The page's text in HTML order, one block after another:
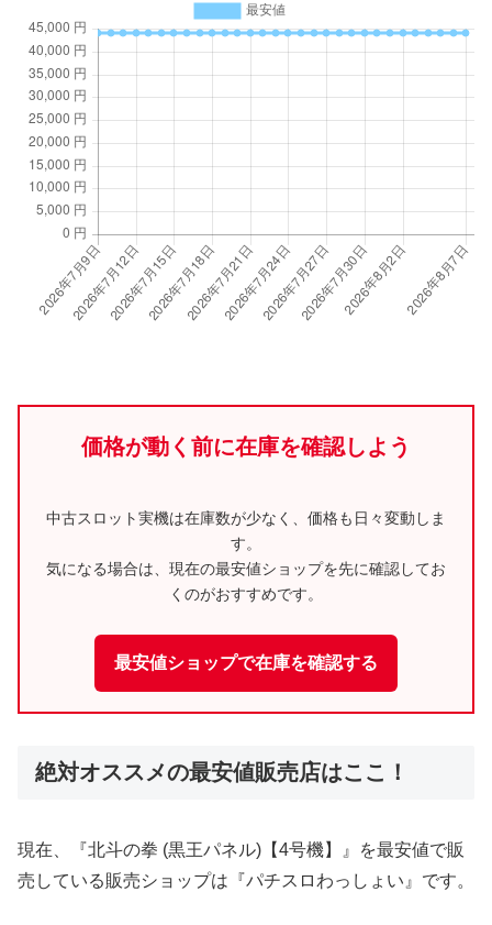
価格が動く前に在庫を確認しよう
中古スロット実機は在庫数が少なく、価格も日々変動しま
す。
気になる場合は、現在の最安値ショップを先に確認してお
くのがおすすめです。
最安値ショップで在庫を確認する
絶対オススメの最安値販売店はここ！
現在、『北斗の拳 (黒王パネル)【4号機】』を最安値で販
売している販売ショップは『パチスロわっしょい』です。